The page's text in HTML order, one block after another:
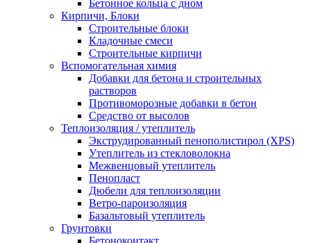
Бетонное кольца с дном
Кирпичи, Блоки
Строительные блоки
Кладочные смеси
Строительные кирпичи
Вспомогательная химия
Добавки для бетона и строительных
растворов
Противоморозные добавки в бетон
Средство от высолов
Теплоизоляция / утеплитель
Экструдированный пенополистирол (XPS)
Утеплитель из стекловолокна
Межвенцовый утеплитель
Пенопласт
Дюбели для теплоизоляции
Ветро-пароизоляция
Базальтовый утеплитель
Грунтовки
Бетоноконтакт